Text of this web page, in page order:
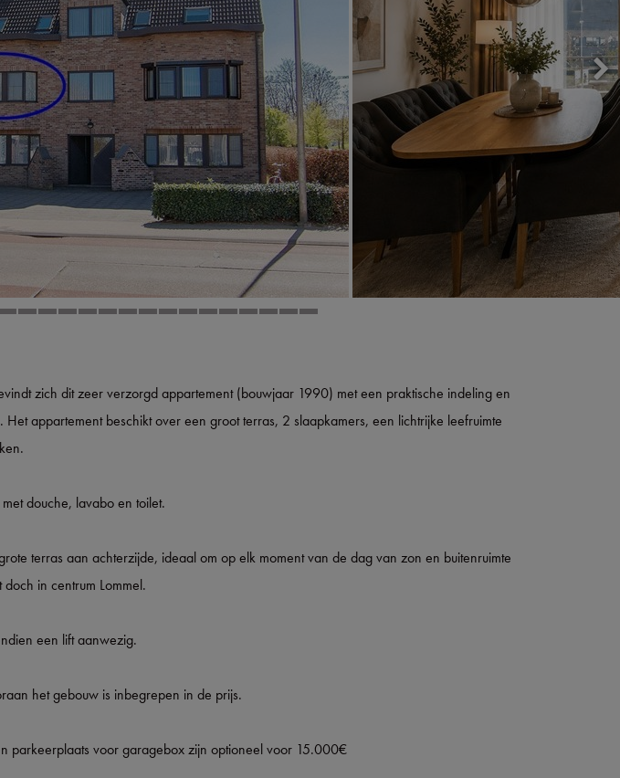
zich dit zeer verzorgd appartement (bouwjaar 1990) met een praktische indeling en
Het appartement beschikt over een groot terras, 2 slaapkamers, een lichtrijke leefruimte
douche, lavabo en toilet.
terras aan achterzijde, ideaal om op elk moment van de dag van zon en buitenruimte
in centrum Lommel.
een lift aanwezig.
het gebouw is inbegrepen in de prijs.
parkeerplaats voor garagebox zijn optioneel voor 15.000€